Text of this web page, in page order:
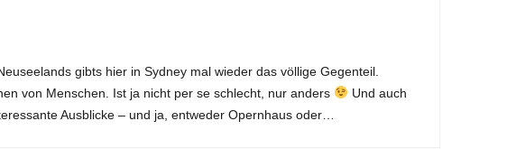
gibts hier in Sydney mal wieder das völlige Gegenteil.
von Menschen. Ist ja nicht per se schlecht, nur anders
Und auch
Ausblicke – und ja, entweder Opernhaus oder…